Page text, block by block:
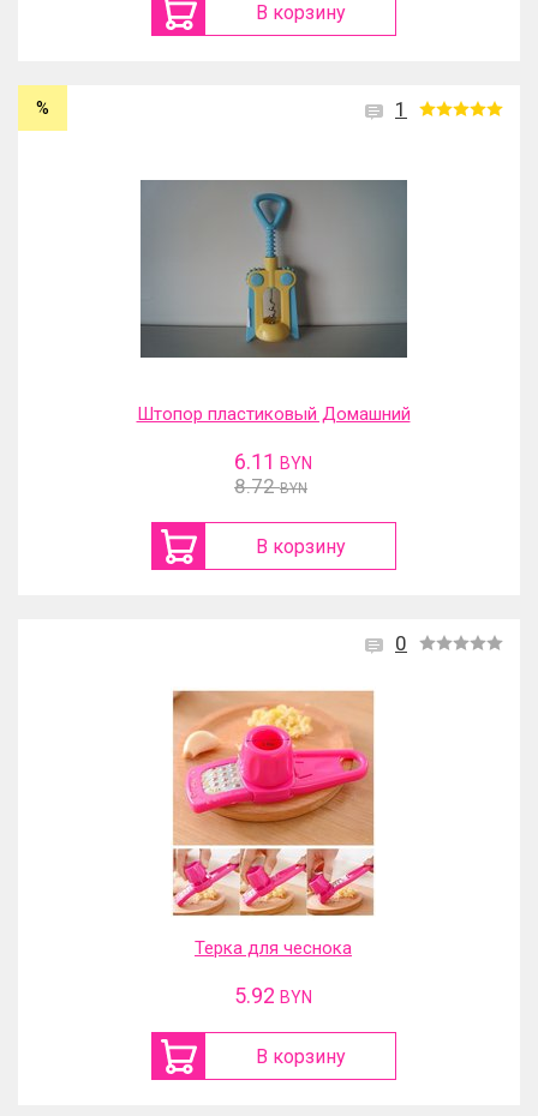
В корзину
1
%
Штопор пластиковый Домашний
6.11 BYN
8.72 BYN
В корзину
0
Терка для чеснока
5.92 BYN
В корзину